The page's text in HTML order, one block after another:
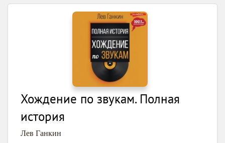
Хождение по звукам. Полная
история
Лев Ганкин